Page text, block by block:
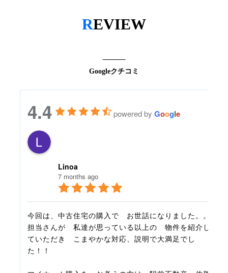
REVIEW
Googleクチコミ
4.4 powered byGoogle
Linoa
7 months ago
今回は、中古住宅の購入で　お世話になりました。。
担当さんが　私達が思っている以上の　物件を紹介し
ていただき　こまやかな対応、説明で大満足でし
た！！